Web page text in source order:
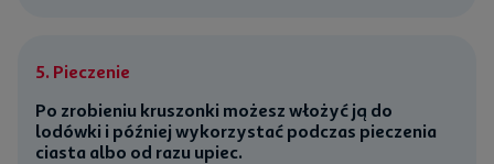
5. Pieczenie
Po zrobieniu kruszonki możesz włożyć ją do
lodówki i później wykorzystać podczas pieczenia
ciasta albo od razu upiec.